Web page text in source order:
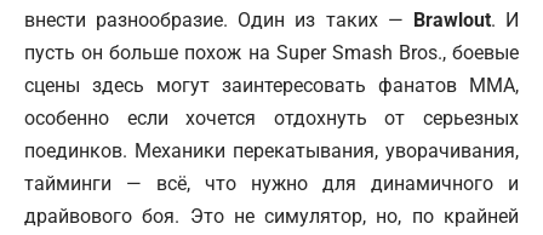
внести разнообразие. Один из таких — Brawlout. И
пусть он больше похож на Super Smash Bros., боевые
сцены здесь могут заинтересовать фанатов ММА,
особенно если хочется отдохнуть от серьезных
поединков. Механики перекатывания, уворачивания,
тайминги — всё, что нужно для динамичного и
драйвового боя. Это не симулятор, но, по крайней